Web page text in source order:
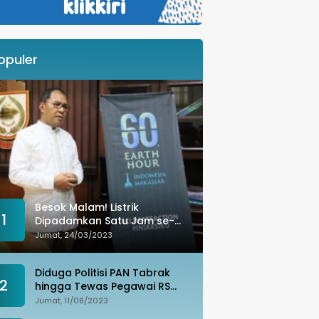
1
Besok Malam! Listrik
Dipadamkan Satu Jam se-
Kota Makassar: Merespons
Perubahan Iklim
Jumat, 24/03/2023
2
Diduga Politisi PAN Tabrak
hingga Tewas Pegawai RS
Wahidin, Istri Korban: Kami
Jumat, 11/08/2023